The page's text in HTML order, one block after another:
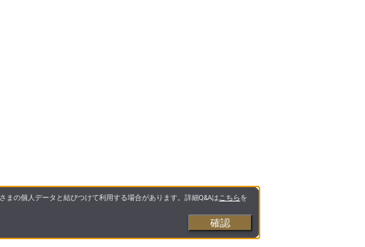
の個人データと結びつけて利用する場合があります。詳細Q&Aは こちらを
確認